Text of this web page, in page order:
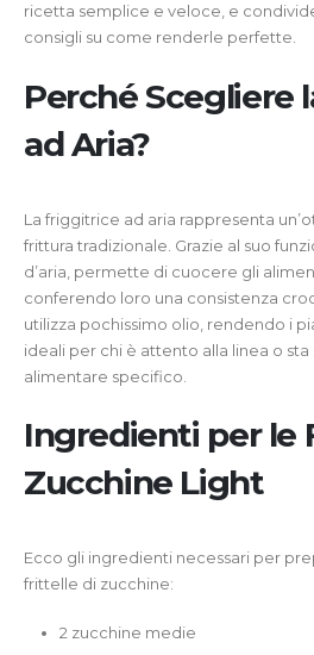
ricetta semplice e veloce, e
consigli su come renderle perfette.
Perché Scegliere
ad Aria?
La friggitrice ad aria rappresenta
frittura tradizionale. Grazie al suo
d’aria, permette di cuocere gli
conferendo loro una consistenza
utilizza pochissimo olio, rendendo i
ideali per chi è attento alla linea o
alimentare specifico.
Ingredienti per le
Zucchine Light
Ecco gli ingredienti necessari per
frittelle di zucchine:
2 zucchine medie